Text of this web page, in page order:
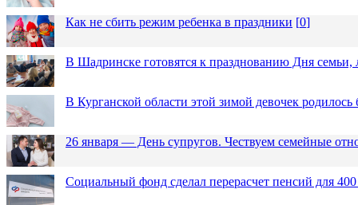
Как не сбить режим ребенка в праздники [0]
В Шадринске готовятся к празднованию Дня семьи,
В Курганской области этой зимой девочек
26 января — День супругов. Чествуем семейные
Социальный фонд сделал перерасчет пенсий для